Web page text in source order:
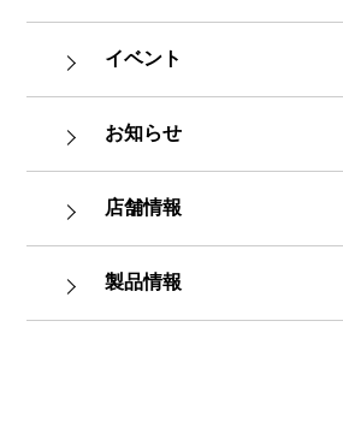
イベント
お知らせ
店舗情報
製品情報